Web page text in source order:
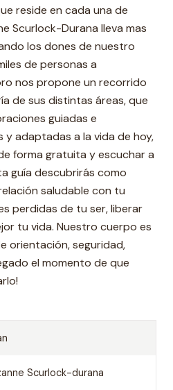
reside en cada una de
Scurlock-Durana lleva mas
los dones de nuestro
de personas a
nos propone un recorrido
de sus distintas áreas, que
guiadas e
adaptadas a la vida de hoy,
forma gratuita y escuchar a
guía descubrirás como
saludable con tu
perdidas de tu ser, liberar
tu vida. Nuestro cuerpo es
orientación, seguridad,
el momento de que
Scurlock-durana